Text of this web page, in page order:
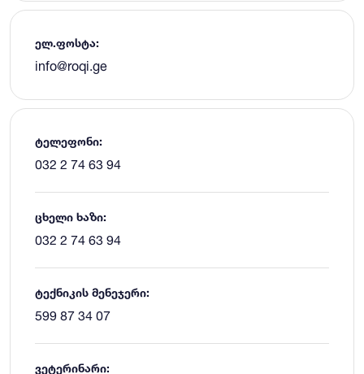
ელ.ფოსტა:
info@roqi.ge
ტელეფონი:
032 2 74 63 94
ცხელი ხაზი:
032 2 74 63 94
ტექნიკის მენეჯერი:
599 87 34 07
ვეტერინარი: